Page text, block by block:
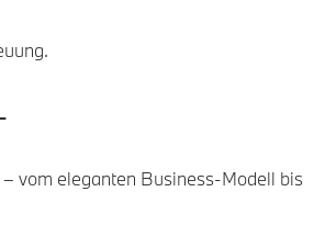
vom eleganten Business-Modell bis